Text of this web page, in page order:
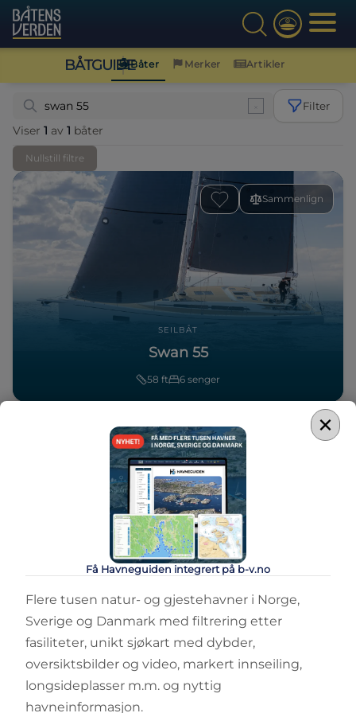
BÅTGUIDEBåter Merker Artikler
Filter
Viser 1 av 1 båter
Nullstill filtre
Sammenlign
SEILBÅT
Swan 55
58 ft 6 senger
×
Få Havneguiden integrert på b-v.no
Flere tusen natur- og gjestehavner i Norge,
Sverige og Danmark med filtrering etter
fasiliteter, unikt sjøkart med dybder,
oversiktsbilder og video, markert innseiling,
longsideplasser m.m. og nyttig
havneinformasjon.